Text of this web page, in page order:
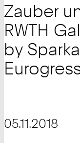
Zauber
RWTH
by
05.11.2018